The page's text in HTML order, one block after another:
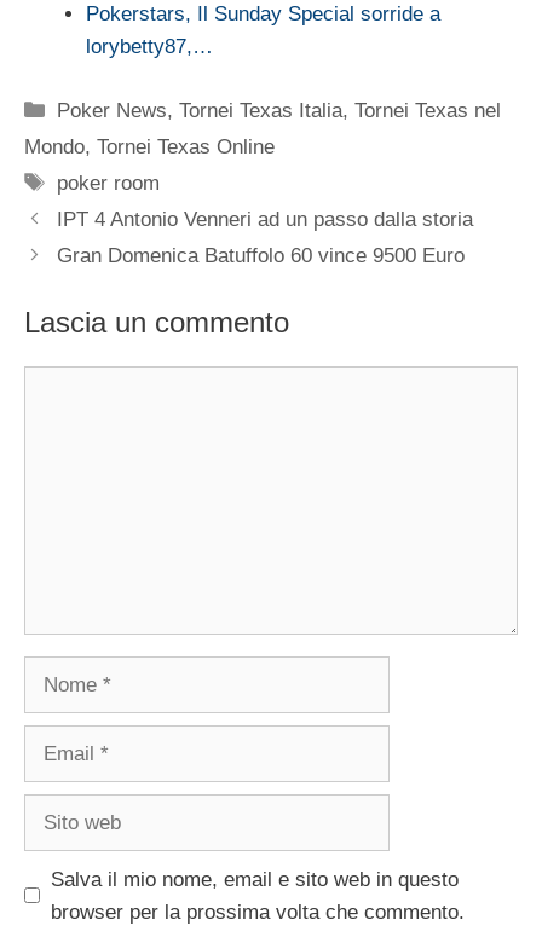
Pokerstars, Il Sunday Special sorride a
lorybetty87,…
Categorie
Poker News,Tornei Texas Italia,Tornei Texas nel
Mondo, Tornei Texas Online
Tag
poker room
IPT 4 Antonio Venneri ad un passo dalla storia
Gran Domenica Batuffolo 60 vince 9500 Euro
Lascia un commento
Salva il mio nome, email e sito web in questo
browser per la prossima volta che commento.